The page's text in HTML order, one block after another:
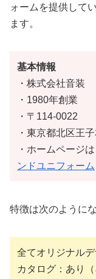
ォームを提供して
ます。
基本情報
・株式会社音装
・1980年創業
・〒114-0022
・東京都北区王
・ホームページ
ンドユニフォーム
特徴は次のように
全てオリジナル
カタログ：あり